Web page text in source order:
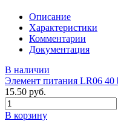
Описание
Характеристики
Комментарии
Документация
В наличии
Элемент питания LR06
15.50 руб.
В корзину